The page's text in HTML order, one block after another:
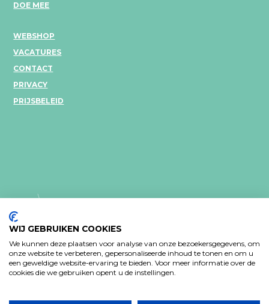
DOE MEE
WEBSHOP
VACATURES
CONTACT
PRIVACY
PRIJSBELEID
PRIVACY VERKLARING
WIJ GEBRUIKEN COOKIES
We kunnen deze plaatsen voor analyse van onze bezoekersgegevens, om
onze website te verbeteren, gepersonaliseerde inhoud te tonen en om u
een geweldige website-ervaring te bieden. Voor meer informatie over de
cookies die we gebruiken opent u de instellingen.